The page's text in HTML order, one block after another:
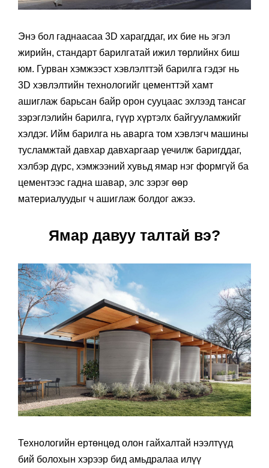
Энэ бол гаднаасаа 3D харагддаг, их бие нь эгэл
жирийн, стандарт барилгатай ижил төрлийнх биш
юм. Гурван хэмжээст хэвлэлттэй барилга гэдэг нь
3D хэвлэлтийн технологийг цементтэй хамт
ашиглаж барьсан байр орон сууцаас эхлээд тансаг
зэрэглэлийн барилга, гүүр хүртэлх байгууламжийг
хэлдэг. Ийм барилга нь аварга том хэвлэгч машины
тусламжтай давхар давхаргаар үечилж баригддаг,
хэлбэр дүрс, хэмжээний хувьд ямар нэг формгүй ба
цементээс гадна шавар, элс зэрэг өөр
материалуудыг ч ашиглаж болдог ажээ.
Ямар давуу талтай вэ?
Технологийн ертөнцөд олон гайхалтай нээлтүүд
бий болохын хэрээр бид амьдралаа илүү